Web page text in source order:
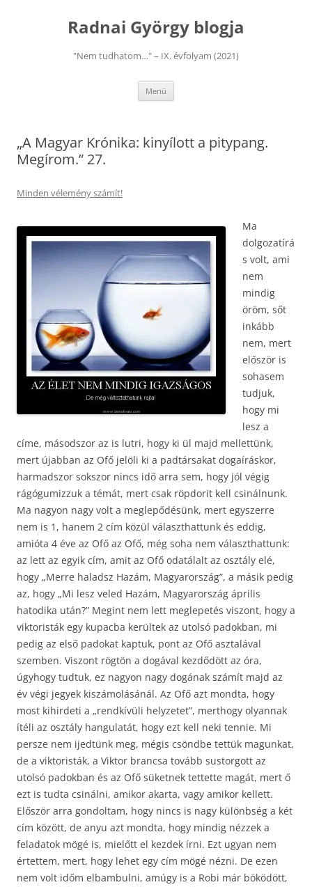
Radnai György blogja
"Nem tudhatom…" – IX. évfolyam (2021)
Menü
„A Magyar Krónika: kinyílott a pitypang.
Megírom.” 27.
Minden vélemény számít!
Ma
dolgozatírá
s volt, ami
nem
mindig
öröm, sőt
inkább
nem, mert
először is
sohasem
tudjuk,
hogy mi
lesz a
címe, másodszor az is lutri, hogy ki ül majd mellettünk,
mert újabban az Ofő jelöli ki a padtársakat dogaíráskor,
harmadszor sokszor nincs idő arra sem, hogy jól végig
rágógumizzuk a témát, mert csak röpdorit kell csinálnunk.
Ma nagyon nagy volt a meglepődésünk, mert egyszerre
nem is 1, hanem 2 cím közül választhattunk és eddig,
amióta 4 éve az Ofő az Ofő, még soha nem választhattunk:
az lett az egyik cím, amit az Ofő odatálalt az osztály elé,
hogy „Merre haladsz Hazám, Magyarország”, a másik pedig
az, hogy „Mi lesz veled Hazám, Magyarország április
hatodika után?” Megint nem lett meglepetés viszont, hogy a
viktoristák egy kupacba kerültek az utolsó padokban, mi
pedig az első padokat kaptuk, pont az Ofő asztalával
szemben. Viszont rögtön a dogával kezdődött az óra,
úgyhogy tudtuk, ez nagyon nagy dogának számít majd az
év végi jegyek kiszámolásánál. Az Ofő azt mondta, hogy
most kihirdeti a „rendkívüli helyzetet”, merthogy olyannak
ítéli az osztály hangulatát, hogy ezt kell neki tennie. Mi
persze nem ijedtünk meg, mégis csöndbe tettük magunkat,
de a viktoristák, a Viktor brancsa tovább sustorgott az
utolsó padokban és az Ofő süketnek tettette magát, mert ő
ezt is tudta csinálni, amikor akarta, vagy amikor kellett.
Először arra gondoltam, hogy nincs is nagy különbség a két
cím között, de anyu azt mondta, hogy mindig nézzek a
feladatok mögé is, mielőtt el kezdek írni. Ezt ugyan nem
értettem, mert, hogy lehet egy cím mögé nézni. De ezen
nem volt időm elbambulni, amúgy is a Robi már böködött,